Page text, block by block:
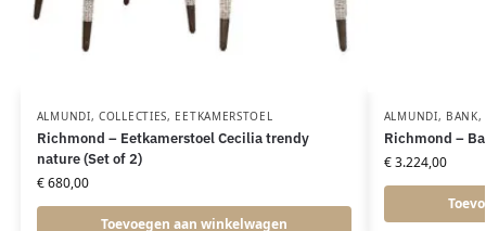
ALMUNDI,COLLECTIES, EETKAMERSTOEL
Richmond – Eetkamerstoel Cecilia trendy
nature (Set of 2)
€680,00
Toevoegen aan winkelwagen
ALMUNDI, BANK,
Richmond –
€3.224,00